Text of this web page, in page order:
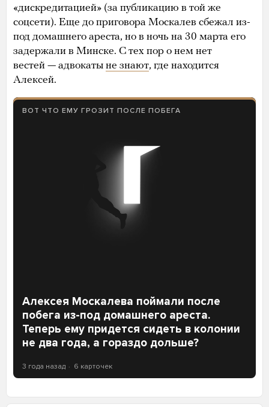
«дискредитацией» (за публикацию в той же
соцсети). Еще до приговора Москалев сбежал из-
под домашнего ареста, но в ночь на 30 марта его
задержали в Минске. С тех пор о нем нет
вестей — адвокаты не знают, где находится
Алексей.
ВОТ ЧТО ЕМУ ГРОЗИТ ПОСЛЕ ПОБЕГА
Алексея Москалева поймали после
побега из-под домашнего ареста.
Теперь ему придется сидеть в колонии
не два года, а гораздо дольше?
3 года назад 6 карточек